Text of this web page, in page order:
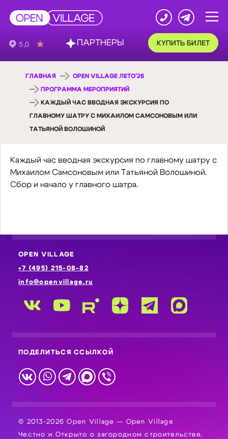
КУПИТЬ БИЛЕТ
ГЛАВНАЯ OPEN VILLAGE ЛЕТО'26
ПРОГРАММА МЕРОПРИЯТИЙ
КАЖДЫЙ ЧАС ВВОДНАЯ ЭКСКУРСИЯ ПО
ГЛАВНОМУ ШАТРУ С МИХАИЛОМ САМСОНОВЫМ ИЛИ
ТАТЬЯНОЙ ВОЛОШИНОЙ
Каждый час вводная экскурсия по главному шатру с
Михаилом Самсоновым или Татьяной Волошиной.
Сбор и начало у главного шатра.
OPEN VILLAGE
+7 (495) 215-08-82
info@openvillage.ru
ПОДЕЛИТЬСЯ ССЫЛКОЙ
© 2013-2026 Open Village — Open Village
Честно и Открыто о загородном строительстве.